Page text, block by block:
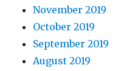
November 2019
October 2019
September 2019
August 2019